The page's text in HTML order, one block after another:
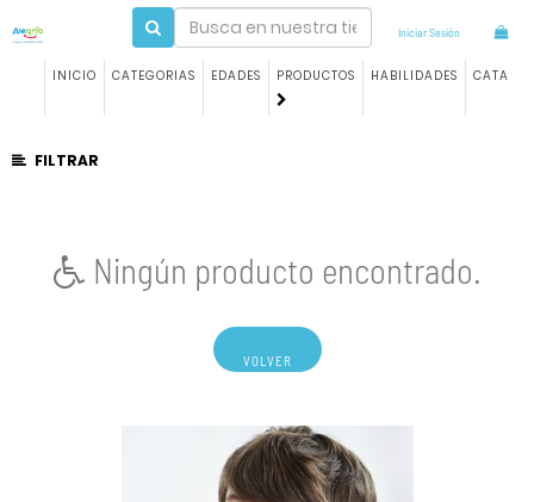
Iniciar Sesión
INICIO CATEGORIAS EDADES PRODUCTOS HABILIDADES
FILTRAR
Ningún producto encontrado.
VOLVER